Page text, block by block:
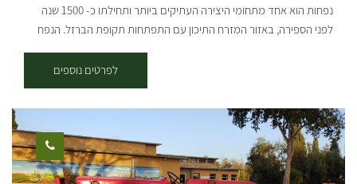
נפחות הוא אחד מתחומי היצירה העתיקים ביותר ותחילתו כ- 1500 שנה
לפני הספירה, באזור המזרח התיכון עם התפתחות תקופת הברזל. הנפח
ומעצבו באמצעות כלים בסיסים ביותר הכוללים פטיש וסדן וכלי עזר שונים
וכך מפיח חיים בחומר. עלי ועל המקום... שמי אמנון גרינשפן. אני נפח אומן
בעל ניסיון של למעלה מ 20 שנה בתחום הנפחות המסורתית והמודרנית.
בנפחיית 'הברזליה' הממוקומת במבנה היסטורי לשימור תוכלו לבחור בין
הרצאה, סדנה או קורס. "אני אוהב לתפוס רגעים מהטבע ולהפיח בהם חיים
חדשים דרך מתכת ואש" המפגש הראשון שלי עם עולם החישול בברזל
לפרטים נוספים